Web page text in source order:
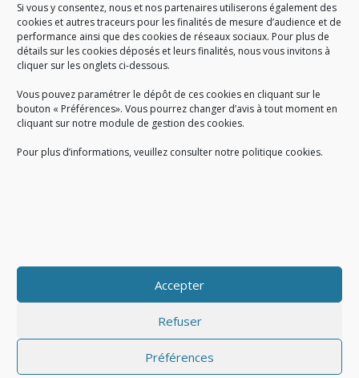
Si vous y consentez, nous et nos partenaires utiliserons également des
cookies et autres traceurs pour les finalités de mesure d’audience et de
performance ainsi que des cookies de réseaux sociaux. Pour plus de
détails sur les cookies déposés et leurs finalités, nous vous invitons à
cliquer sur les onglets ci-dessous.
Vous pouvez paramétrer le dépôt de ces cookies en cliquant sur le
bouton « Préférences». Vous pourrez changer d’avis à tout moment en
cliquant sur notre module de gestion des cookies.
Pour plus d’informations, veuillez consulter notre politique cookies.
Accepter
Refuser
Préférences
A SAVOIR
Créé en 1978, le Sigidurs est un établissement public quiexerce
des missions de service public : la prévention, la collecte et la
valorisation des déchets ménagers et assimilés produits par son
territoire.
Accueil du public :
Gestion des cookies|